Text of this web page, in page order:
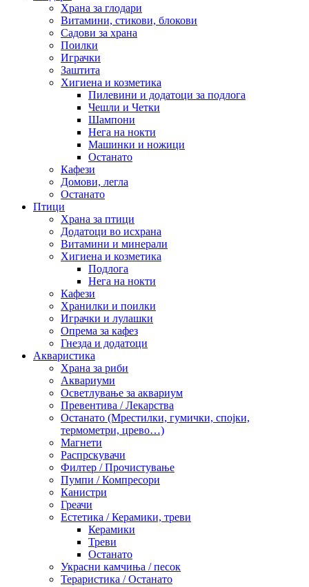
Храна за глодари
Витамини, стикови, блокови
Садови за храна
Поилки
Играчки
Заштита
Хигиена и козметика
Пилевини и додатоци за подлога
Чешли и Четки
Шампони
Нега на нокти
Машинки и ножици
Останато
Кафези
Домови, легла
Останато
Птици
Храна за птици
Додатоци во исхрана
Витамини и минерали
Хигиена и козметика
Подлога
Нега на нокти
Кафези
Хранилки и поилки
Играчки и лулашки
Опрема за кафез
Гнезда и додатоци
Акваристика
Храна за риби
Аквариуми
Осветлување за аквариум
Превентива / Лекарства
Останато (Мрестилки, гумички, спојки,
термометри, црево…)
Магнети
Распрскувачи
Филтер / Прочистување
Пумпи / Компресори
Канистри
Греачи
Естетика / Керамики, треви
Керамики
Треви
Останато
Украсни камчиња / песок
Тераристика / Останато